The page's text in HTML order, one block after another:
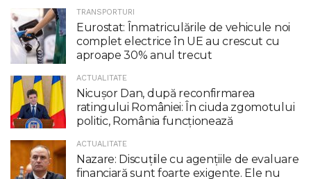
TRANSPORTURI
Eurostat: Înmatriculările de vehicule noi
complet electrice în UE au crescut cu
aproape 30% anul trecut
ACTUALITATE
Nicuşor Dan, după reconfirmarea
ratingului României: În ciuda zgomotului
politic, România funcţionează
ACTUALITATE
Nazare: Discuțiile cu agențiile de evaluare
financiară sunt foarte exigente. Ele nu